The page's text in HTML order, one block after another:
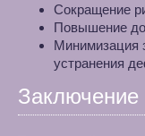
Сокращение
Повышение
Минимизация
устранения
Заключение